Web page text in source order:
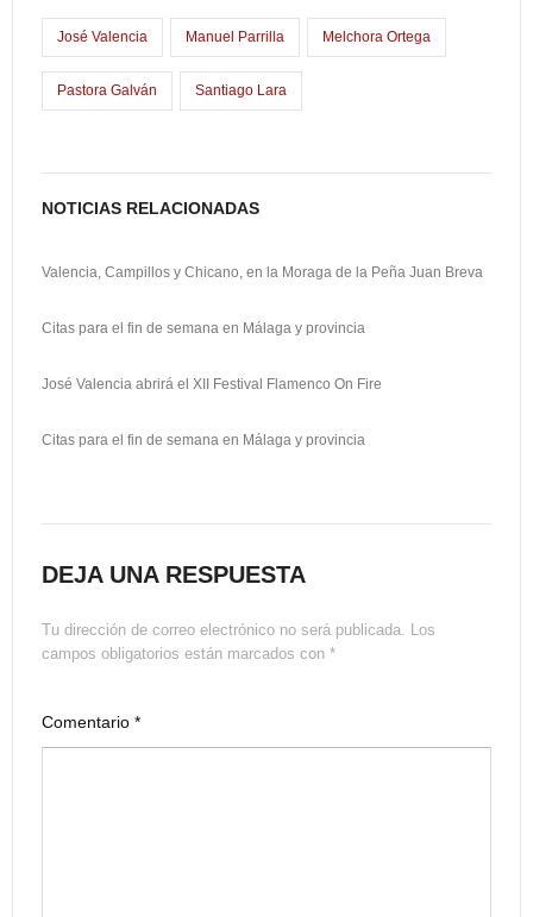
k
o
n
a
r
José Valencia Manuel Parrilla Melchora Ortega
Pastora Galván Santiago Lara
NOTICIAS RELACIONADAS
Valencia, Campillos y Chicano, en la Moraga de la Peña Juan Breva
Citas para el fin de semana en Málaga y provincia
José Valencia abrirá el XII Festival Flamenco On Fire
Citas para el fin de semana en Málaga y provincia
DEJA UNA RESPUESTA
Tu dirección de correo electrónico no será publicada. Los
campos obligatorios están marcados con *
Comentario *